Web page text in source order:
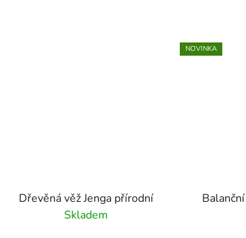
Dřevěná věž Jenga přírodní
Skladem
NOVINKA